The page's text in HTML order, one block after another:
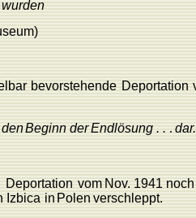
wurden
bevorstehende Deportation
denBeginn derEndlösung... dar
Deportation vom Nov. 1941 noch
Izbica inPolen verschleppt.